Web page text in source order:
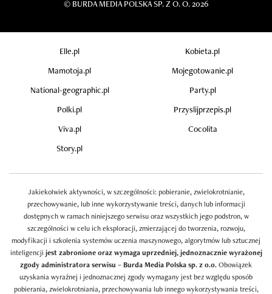
© BURDA MEDIA POLSKA SP. Z O. O. 2026
Elle.pl
Kobieta.pl
Mamotoja.pl
Mojegotowanie.pl
National-geographic.pl
Party.pl
Polki.pl
Przyslijprzepis.pl
Viva.pl
Cocolita
Story.pl
Jakiekolwiek aktywności, w szczególności: pobieranie, zwielokrotnianie,
przechowywanie, lub inne wykorzystywanie treści, danych lub informacji
dostępnych w ramach niniejszego serwisu oraz wszystkich jego podstron, w
szczególności w celu ich eksploracji, zmierzającej do tworzenia, rozwoju,
modyfikacji i szkolenia systemów uczenia maszynowego, algorytmów lub sztucznej
inteligencji jest zabronione oraz wymaga uprzedniej, jednoznacznie wyrażonej
zgody administratora serwisu – Burda Media Polska sp. z o.o.Obowiązek
uzyskania wyraźnej i jednoznacznej zgody wymagany jest bez względu sposób
pobierania, zwielokrotniania, przechowywania lub innego wykorzystywania treści,